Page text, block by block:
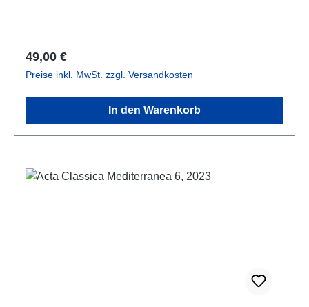
Regulärer Preis:
49,00 €
Preise inkl. MwSt. zzgl. Versandkosten
In den Warenkorb